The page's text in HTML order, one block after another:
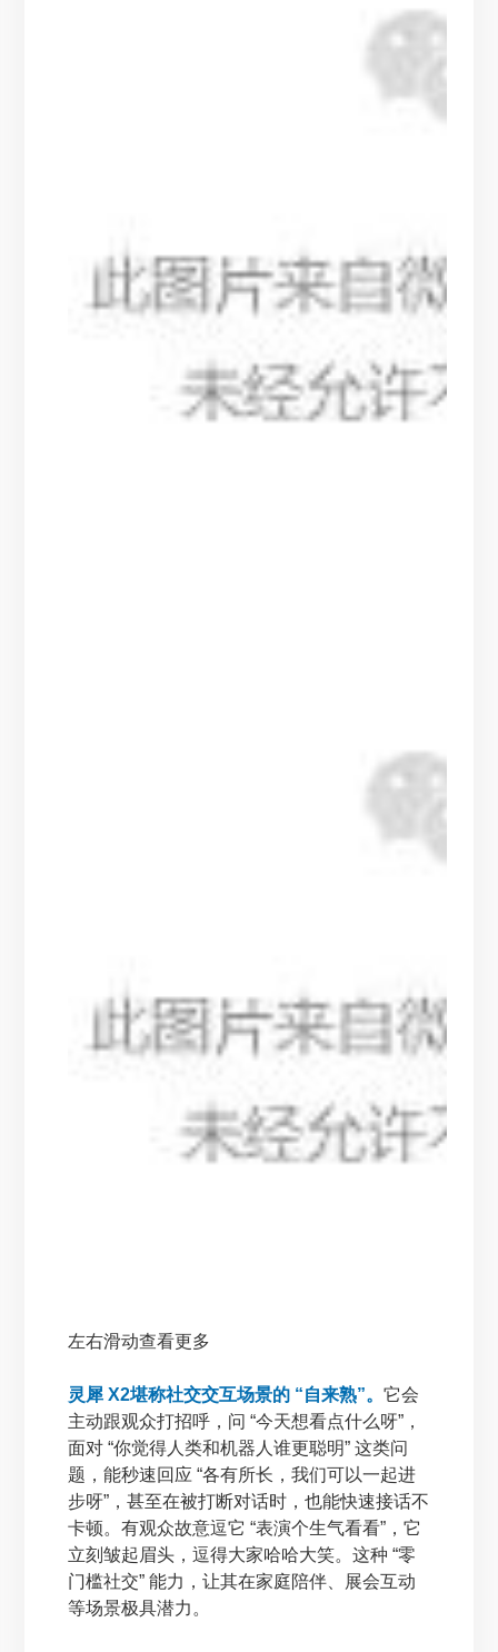
左右滑动查看更多
灵犀 X2堪称社交交互场景的 “自来熟”。它会
主动跟观众打招呼，问 “今天想看点什么呀”，
面对 “你觉得人类和机器人谁更聪明” 这类问
题，能秒速回应 “各有所长，我们可以一起进
步呀”，甚至在被打断对话时，也能快速接话不
卡顿。有观众故意逗它 “表演个生气看看”，它
立刻皱起眉头，逗得大家哈哈大笑。这种 “零
门槛社交” 能力，让其在家庭陪伴、展会互动
等场景极具潜力。